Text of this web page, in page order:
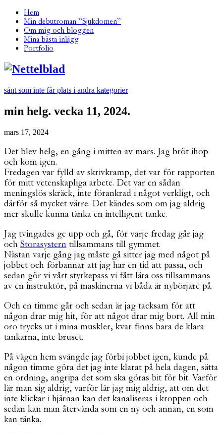
Hem
Min debutroman ”Sjukdomen”
Om mig och bloggen
Mina bästa inlägg
Portfolio
sånt som inte får plats i andra kategorier
min helg. vecka 11, 2024.
mars 17, 2024
Det blev helg, en gång i mitten av mars. Jag bröt ihop
och kom igen.
Fredagen var fylld av skrivkramp, det var för rapporten
för mitt vetenskapliga arbete. Det var en sådan
meningslös skräck, inte förankrad i något verkligt, och
därför så mycket värre. Det kändes som om jag aldrig
mer skulle kunna tänka en intelligent tanke.
Jag tvingades ge upp och gå, för varje fredag går jag
och Storasystern tillsammans till gymmet.
Nästan varje gång jag måste gå sitter jag med något på
jobbet och förbannar att jag har en tid att passa, och
sedan gör vi vårt styrkepass vi fått lära oss tillsammans
av en instruktör, på maskinerna vi båda är nybörjare på.
Och en timme går och sedan är jag tacksam för att
någon drar mig hit, för att något drar mig bort. All min
oro trycks ut i mina muskler, kvar finns bara de klara
tankarna, inte bruset.
På vägen hem svängde jag förbi jobbet igen, kunde på
någon timme göra det jag inte klarat på hela dagen, sätta
en ordning, angripa det som ska göras bit för bit. Varför
lär man sig aldrig, varför lär jag mig aldrig, att om det
inte klickar i hjärnan kan det kanaliseras i kroppen och
sedan kan man återvända som en ny och annan, en som
kan tänka.